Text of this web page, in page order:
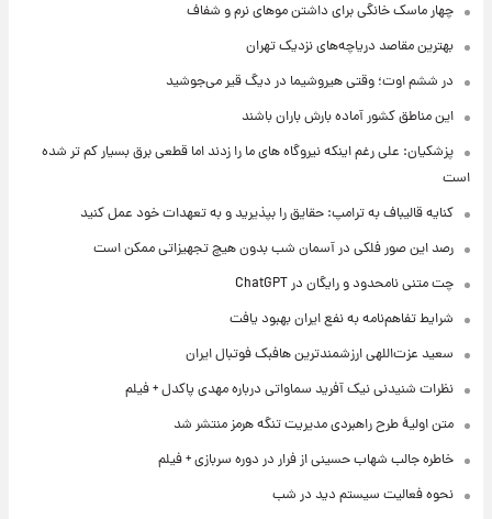
چهار ماسک خانگی برای داشتن موهای نرم و شفاف
بهترین مقاصد دریاچه‌های نزدیک تهران
در ششم اوت؛ وقتی هیروشیما در دیگ قیر می‌جوشید
این مناطق کشور آماده بارش باران باشند
پزشکیان: علی رغم اینکه نیروگاه های ما را زدند اما قطعی برق بسیار کم تر شده
است
کنایه قالیباف به ترامپ: حقایق را بپذیرید و به تعهدات خود عمل کنید
رصد این صور فلکی در آسمان شب بدون هیچ تجهیزاتی ممکن است
چت متنی نامحدود و رایگان در ChatGPT
شرایط تفاهم‌نامه به نفع ایران بهبود یافت
سعید عزت‌اللهی ارزشمندترین هافبک فوتبال ایران
نظرات شنیدنی نیک آفرید سماواتی درباره مهدی پاکدل + فیلم
متن اولیۀ طرح راهبردی مدیریت تنگه هرمز منتشر شد
خاطره جالب شهاب حسینی از فرار در دوره سربازی + فیلم
نحوه فعالیت سیستم دید در شب